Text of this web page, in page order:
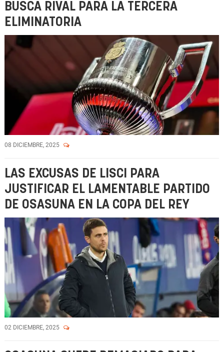
BUSCA RIVAL PARA LA TERCERA
ELIMINATORIA
08 DICIEMBRE, 2025
LAS EXCUSAS DE LISCI PARA
JUSTIFICAR EL LAMENTABLE PARTIDO
DE OSASUNA EN LA COPA DEL REY
02 DICIEMBRE, 2025